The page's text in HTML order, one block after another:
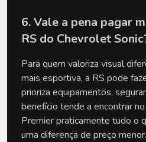
6. Vale a pena pagar
RS do Chevrolet
Para quem valoriza visual
mais esportiva, a RS pode
prioriza equipamentos,
benefício tende a encontrar
Premier praticamente tudo o
uma diferença de preço menor.